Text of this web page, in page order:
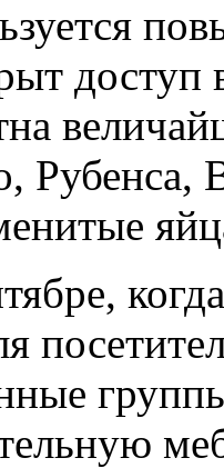
доступ
Рубенса,